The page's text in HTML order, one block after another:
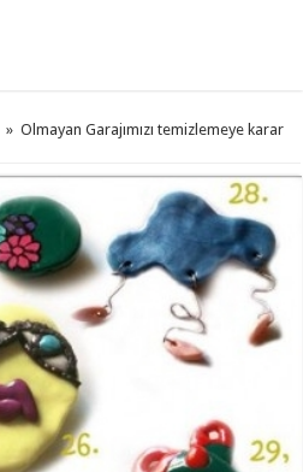
» Olmayan Garajımızı temizlemeye karar